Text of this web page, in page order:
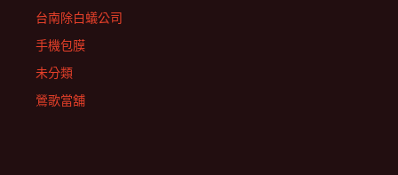
台南除白蟻公司
手機包膜
未分類
鶯歌當舖